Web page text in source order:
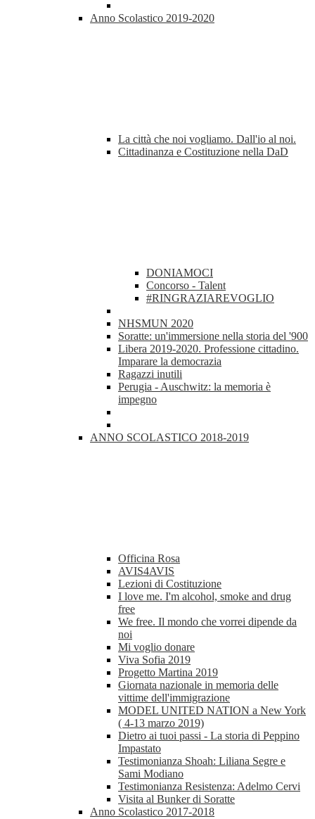
Anno Scolastico 2019-2020
La città che noi vogliamo. Dall'io al noi.
Cittadinanza e Costituzione nella DaD
DONIAMOCI
Concorso - Talent
#RINGRAZIAREVOGLIO
NHSMUN 2020
Soratte: un'immersione nella storia del '900
Libera 2019-2020. Professione cittadino.
Imparare la democrazia
Ragazzi inutili
Perugia - Auschwitz: la memoria è
impegno
ANNO SCOLASTICO 2018-2019
Officina Rosa
AVIS4AVIS
Lezioni di Costituzione
I love me. I'm alcohol, smoke and drug
free
We free. Il mondo che vorrei dipende da
noi
Mi voglio donare
Viva Sofia 2019
Progetto Martina 2019
Giornata nazionale in memoria delle
vittime dell'immigrazione
MODEL UNITED NATION a New York
( 4-13 marzo 2019)
Dietro ai tuoi passi - La storia di Peppino
Impastato
Testimonianza Shoah: Liliana Segre e
Sami Modiano
Testimonianza Resistenza: Adelmo Cervi
Visita al Bunker di Soratte
Anno Scolastico 2017-2018